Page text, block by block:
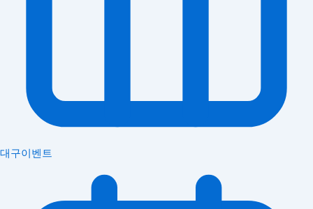
대구이벤트